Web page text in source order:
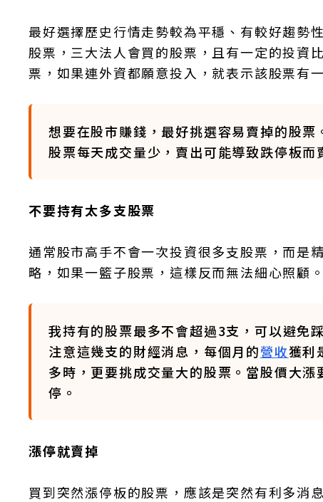
最好選擇歷史行情走勢較為平穩、有較好趨勢
股票，三大法人會買的股票，且有一定的投資
票，如果連外資都願意投入，就表示該股票有
想要在股市賺錢，最好挑選容易賣掉的股
股票每天成交量少，賣出可能導致跌停板而
不要持有太多支股票
通常股市高手不會一次投資很多支股票，而是
略，如果一籃子股票，這樣反而無法細心照顧。
我持有的股票最多不會超過3支，可以避免
注意這幾支的財經消息，每個月的營收獲利
多時，更要挑成交量大的股票。當股價大
停。
漲停就賣掉
買到突然漲停板的股票，應該是突然有利多消